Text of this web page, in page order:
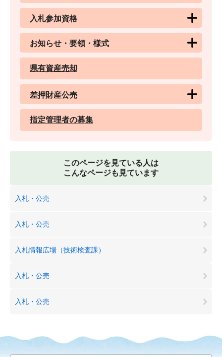
入札参加資格
お知らせ・要領・様式
県有資産売却
差押財産公売
指定管理者の募集
このページを見ている人は
こんなページも見ています
入札・公売
入札・公売
入札情報広場（技術検査課）
入札・公売
入札・公売